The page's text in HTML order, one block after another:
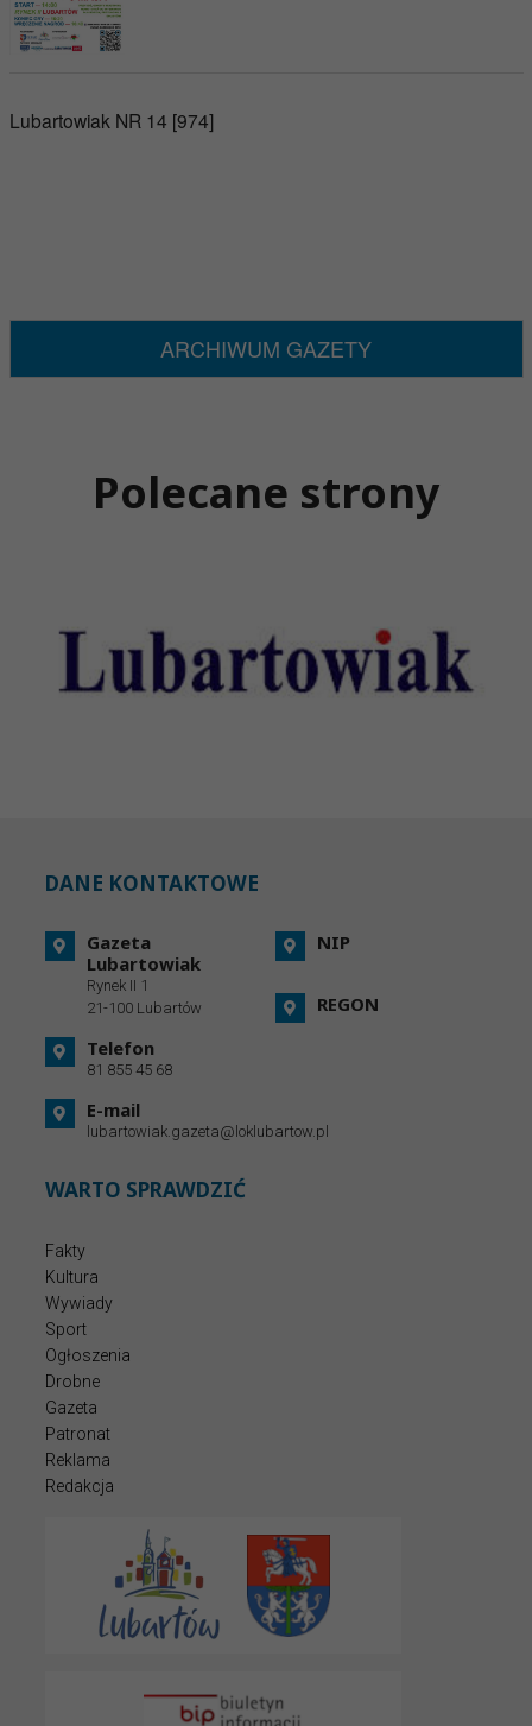
Lubartowiak NR 14 [974]
ARCHIWUM GAZETY
Polecane strony
DANE KONTAKTOWE
Gazeta
Lubartowiak
Rynek II 1
21-100 Lubartów
Telefon
81 855 45 68
E-mail
lubartowiak.gazeta@loklubartow.pl
NIP
REGON
WARTO SPRAWDZIĆ
Fakty
Kultura
Wywiady
Sport
Ogłoszenia
Drobne
Gazeta
Patronat
Reklama
Redakcja